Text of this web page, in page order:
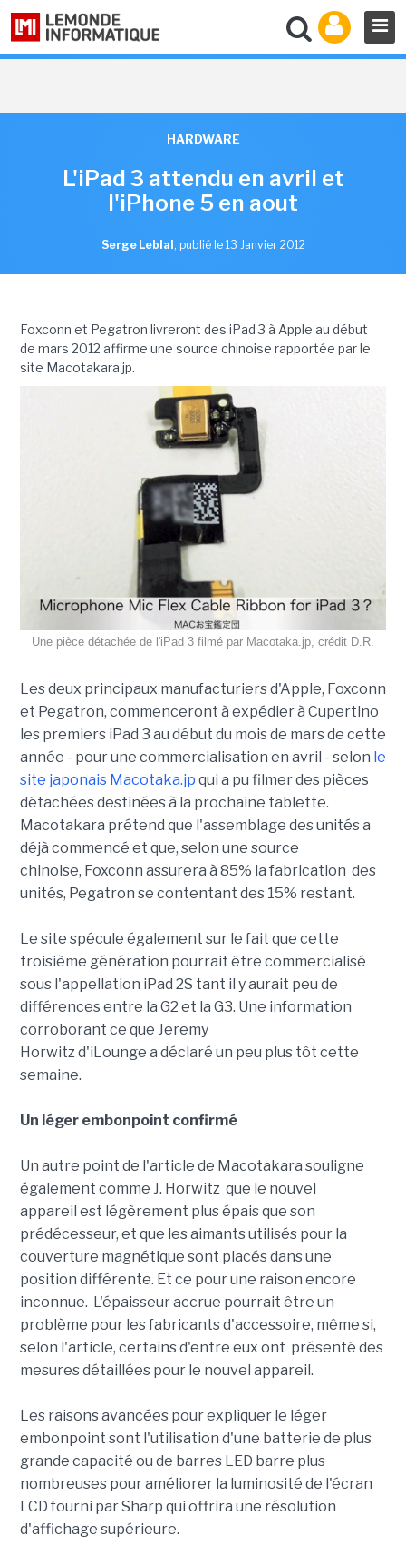
HARDWARE
L'iPad 3 attendu en avril et
l'iPhone 5 en aout
Serge Leblal , publié le 13 Janvier 2012
Foxconn et Pegatron livreront des iPad 3 à Apple au début
de mars 2012 affirme une source chinoise rapportée par le
site Macotakara.jp.
Une pièce détachée de l'iPad 3 filmé par Macotaka.jp, crédit D.R.
Les deux principaux manufacturiers d'Apple, Foxconn
et Pegatron, commenceront à expédier à Cupertino
les premiers iPad 3 au début du mois de mars de cette
année - pour une commercialisation en avril - selon le
site japonais Macotaka.jp qui a pu filmer des pièces
détachées destinées à la prochaine tablette.
Macotakara prétend que l'assemblage des unités a
déjà commencé et que, selon une source
chinoise, Foxconn assurera à 85% la fabrication des
unités, Pegatron se contentant des 15% restant.
Le site spécule également sur le fait que cette
troisième génération pourrait être commercialisé
sous l'appellation iPad 2S tant il y aurait peu de
différences entre la G2 et la G3. Une information
corroborant ce que Jeremy
Horwitz d'iLounge a déclaré un peu plus tôt cette
semaine.
Un léger embonpoint confirmé
Un autre point de l'article de Macotakara souligne
également comme J. Horwitz que le nouvel
appareil est légèrement plus épais que son
prédécesseur, et que les aimants utilisés pour la
couverture magnétique sont placés dans une
position différente. Et ce pour une raison encore
inconnue. L'épaisseur accrue pourrait être un
problème pour les fabricants d'accessoire, même si,
selon l'article, certains d'entre eux ont présenté des
mesures détaillées pour le nouvel appareil.
Les raisons avancées pour expliquer le léger
embonpoint sont l'utilisation d'une batterie de plus
grande capacité ou de barres LED barre plus
nombreuses pour améliorer la luminosité de l'écran
LCD fourni par Sharp qui offrira une résolution
d'affichage supérieure.